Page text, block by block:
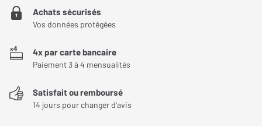
Pour un montage rapide, le JBL Stage 260CSA dispose du
Achats sécurisés
Vos données protégées
4x par carte bancaire
Paiement 3 à 4 mensualités
Satisfait ou remboursé
14 jours pour changer d'avis